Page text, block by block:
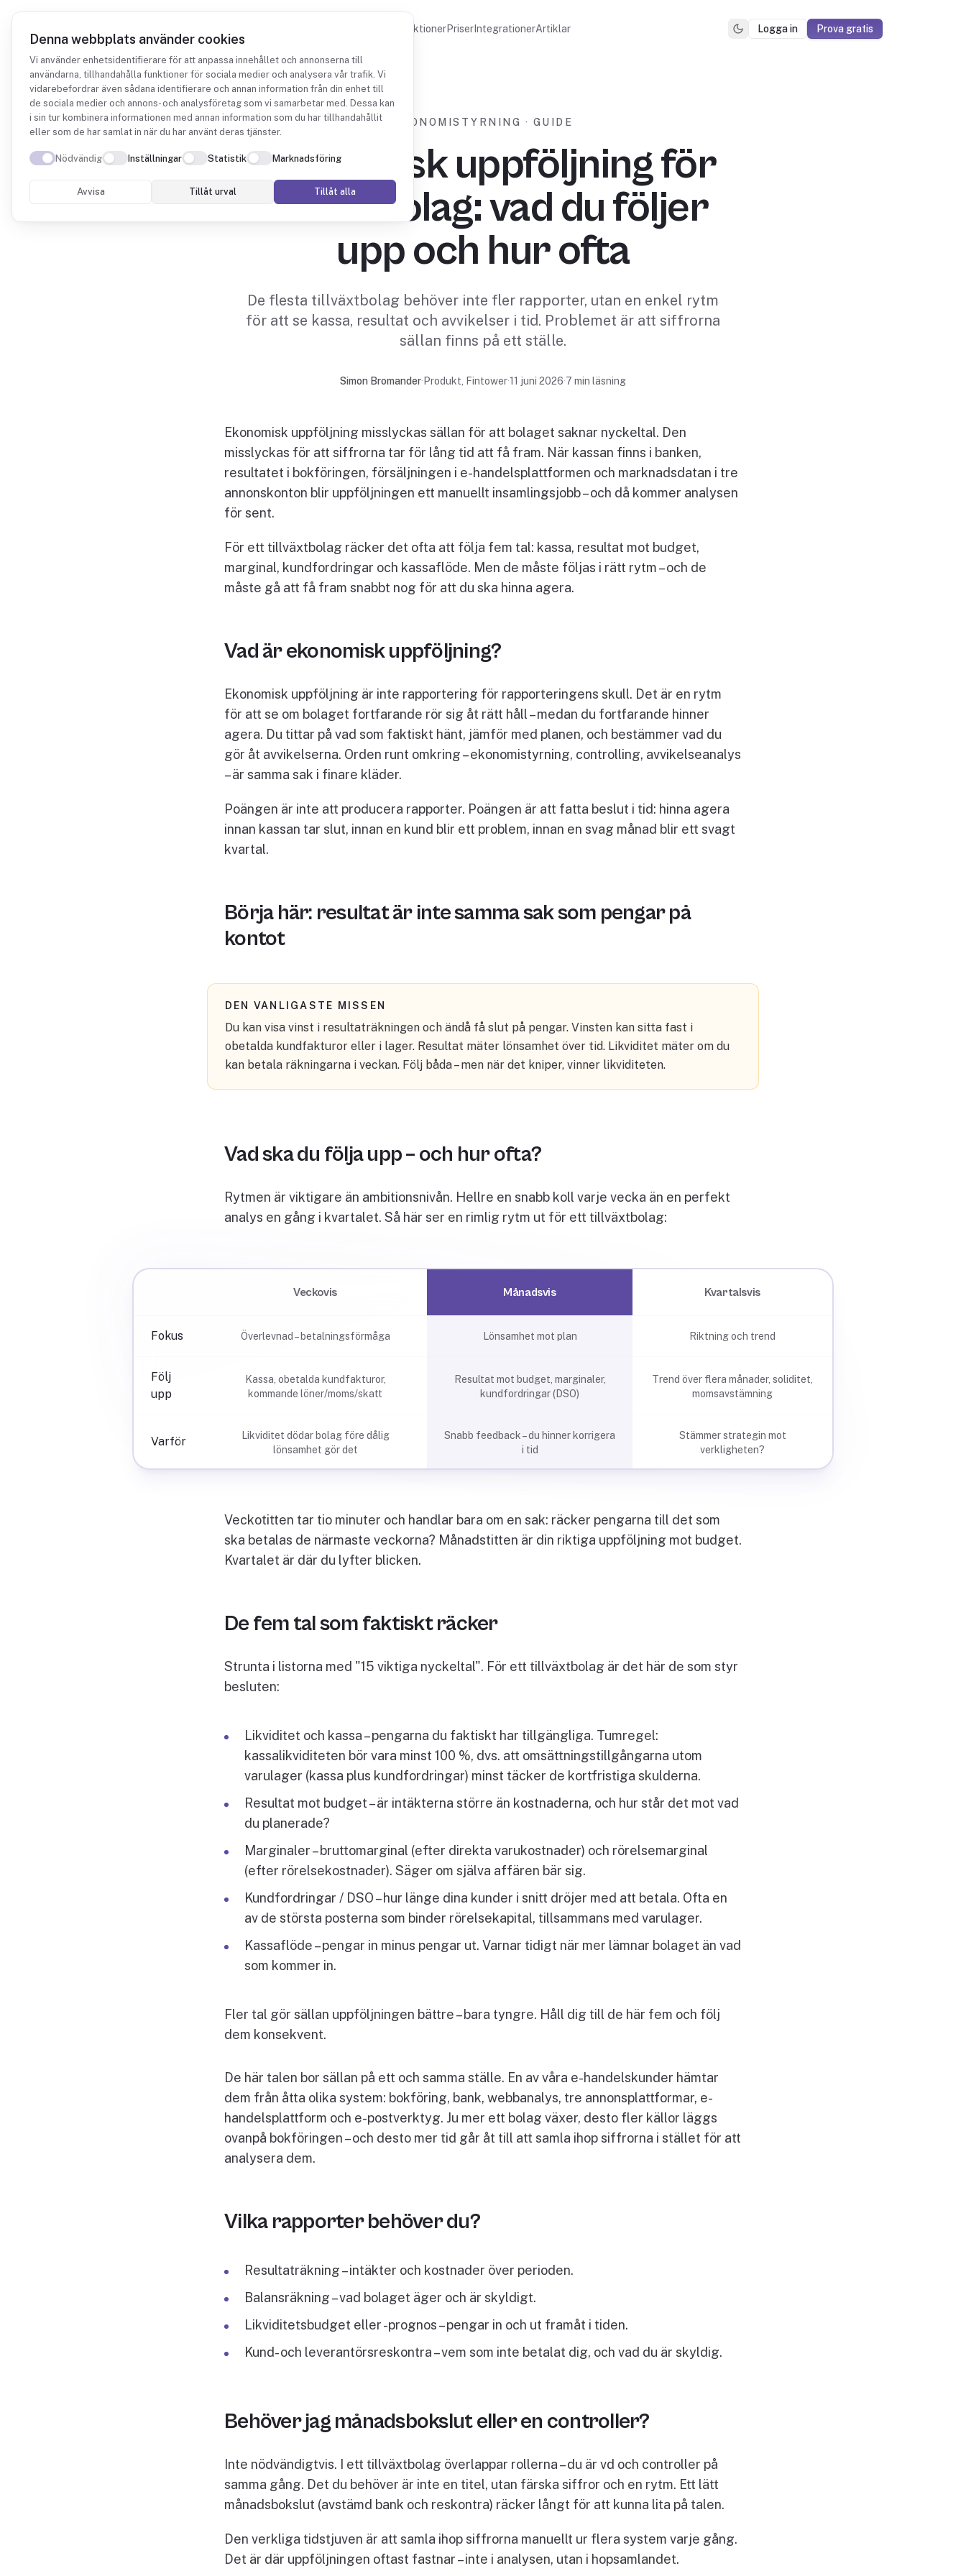
Denna webbplats använder cookies
Vi använder enhetsidentifierare för att anpassa innehållet och annonserna till
användarna, tillhandahålla funktioner för sociala medier och analysera vår trafik. Vi
vidarebefordrar även sådana identifierare och annan information från din enhet till
de sociala medier och annons- och analysföretag som vi samarbetar med. Dessa kan
i sin tur kombinera informationen med annan information som du har tillhandahållit
eller som de har samlat in när du har använt deras tjänster.
Nödvändig Inställningar Statistik Marknadsföring
Avvisa Tillåt urval Tillåt alla
FunktionerPriser IntegrationerArtiklar Logga in Prova gratis
EKONOMISTYRNING · GUIDE
Ekonomisk uppföljning för
tillväxtbolag: vad du följer
upp och hur ofta
De flesta tillväxtbolag behöver inte fler rapporter, utan en enkel rytm
för att se kassa, resultat och avvikelser i tid. Problemet är att siffrorna
sällan finns på ett ställe.
Simon Bromander· Produkt, Fintower·11 juni 2026·7 min läsning
Ekonomisk uppföljning misslyckas sällan för att bolaget saknar nyckeltal. Den
misslyckas för att siffrorna tar för lång tid att få fram. När kassan finns i banken,
resultatet i bokföringen, försäljningen i e-handelsplattformen och marknadsdatan i tre
annonskonton blir uppföljningen ett manuellt insamlingsjobb – och då kommer analysen
för sent.
För ett tillväxtbolag räcker det ofta att följa fem tal: kassa, resultat mot budget,
marginal, kundfordringar och kassaflöde. Men de måste följas i rätt rytm – och de
måste gå att få fram snabbt nog för att du ska hinna agera.
Vad är ekonomisk uppföljning?
Ekonomisk uppföljning är inte rapportering för rapporteringens skull. Det är en rytm
för att se om bolaget fortfarande rör sig åt rätt håll – medan du fortfarande hinner
agera. Du tittar på vad som faktiskt hänt, jämför med planen, och bestämmer vad du
gör åt avvikelserna. Orden runt omkring – ekonomistyrning, controlling, avvikelseanalys
– är samma sak i finare kläder.
Poängen är inte att producera rapporter. Poängen är att fatta beslut i tid: hinna agera
innan kassan tar slut, innan en kund blir ett problem, innan en svag månad blir ett svagt
kvartal.
Börja här: resultat är inte samma sak som pengar på
kontot
DEN VANLIGASTE MISSEN
Du kan visa vinst i resultaträkningen och ändå få slut på pengar. Vinsten kan sitta fast i
obetalda kundfakturor eller i lager. Resultat mäter lönsamhet över tid. Likviditet mäter om du
kan betala räkningarna i veckan. Följ båda – men när det kniper, vinner likviditeten.
Vad ska du följa upp – och hur ofta?
Rytmen är viktigare än ambitionsnivån. Hellre en snabb koll varje vecka än en perfekt
analys en gång i kvartalet. Så här ser en rimlig rytm ut för ett tillväxtbolag:
Veckovis Månadsvis Kvartalsvis
Fokus Överlevnad – betalningsförmåga Lönsamhet mot plan Riktning och trend
Följ
upp
Kassa, obetalda kundfakturor,
kommande löner/moms/skatt
Resultat mot budget, marginaler,
kundfordringar (DSO)
Trend över flera månader, soliditet,
momsavstämning
Varför
Likviditet dödar bolag före dålig
lönsamhet gör det
Snabb feedback – du hinner korrigera
i tid
Stämmer strategin mot
verkligheten?
Veckotitten tar tio minuter och handlar bara om en sak: räcker pengarna till det som
ska betalas de närmaste veckorna? Månadstitten är din riktiga uppföljning mot budget.
Kvartalet är där du lyfter blicken.
De fem tal som faktiskt räcker
Strunta i listorna med "15 viktiga nyckeltal". För ett tillväxtbolag är det här de som styr
besluten:
Likviditet och kassa – pengarna du faktiskt har tillgängliga. Tumregel:
kassalikviditeten bör vara minst 100 %, dvs. att omsättningstillgångarna utom
varulager (kassa plus kundfordringar) minst täcker de kortfristiga skulderna.
Resultat mot budget – är intäkterna större än kostnaderna, och hur står det mot vad
du planerade?
Marginaler – bruttomarginal (efter direkta varukostnader) och rörelsemarginal
(efter rörelsekostnader). Säger om själva affären bär sig.
Kundfordringar / DSO – hur länge dina kunder i snitt dröjer med att betala. Ofta en
av de största posterna som binder rörelsekapital, tillsammans med varulager.
Kassaflöde – pengar in minus pengar ut. Varnar tidigt när mer lämnar bolaget än vad
som kommer in.
Fler tal gör sällan uppföljningen bättre – bara tyngre. Håll dig till de här fem och följ
dem konsekvent.
De här talen bor sällan på ett och samma ställe. En av våra e-handelskunder hämtar
dem från åtta olika system: bokföring, bank, webbanalys, tre annonsplattformar, e-
handelsplattform och e-postverktyg. Ju mer ett bolag växer, desto fler källor läggs
ovanpå bokföringen – och desto mer tid går åt till att samla ihop siffrorna i stället för att
analysera dem.
Vilka rapporter behöver du?
Resultaträkning – intäkter och kostnader över perioden.
Balansräkning – vad bolaget äger och är skyldigt.
Likviditetsbudget eller -prognos – pengar in och ut framåt i tiden.
Kund- och leverantörsreskontra – vem som inte betalat dig, och vad du är skyldig.
Behöver jag månadsbokslut eller en controller?
Inte nödvändigtvis. I ett tillväxtbolag överlappar rollerna – du är vd och controller på
samma gång. Det du behöver är inte en titel, utan färska siffror och en rytm. Ett lätt
månadsbokslut (avstämd bank och reskontra) räcker långt för att kunna lita på talen.
Den verkliga tidstjuven är att samla ihop siffrorna manuellt ur flera system varje gång.
Det är där uppföljningen oftast fastnar – inte i analysen, utan i hopsamlandet.